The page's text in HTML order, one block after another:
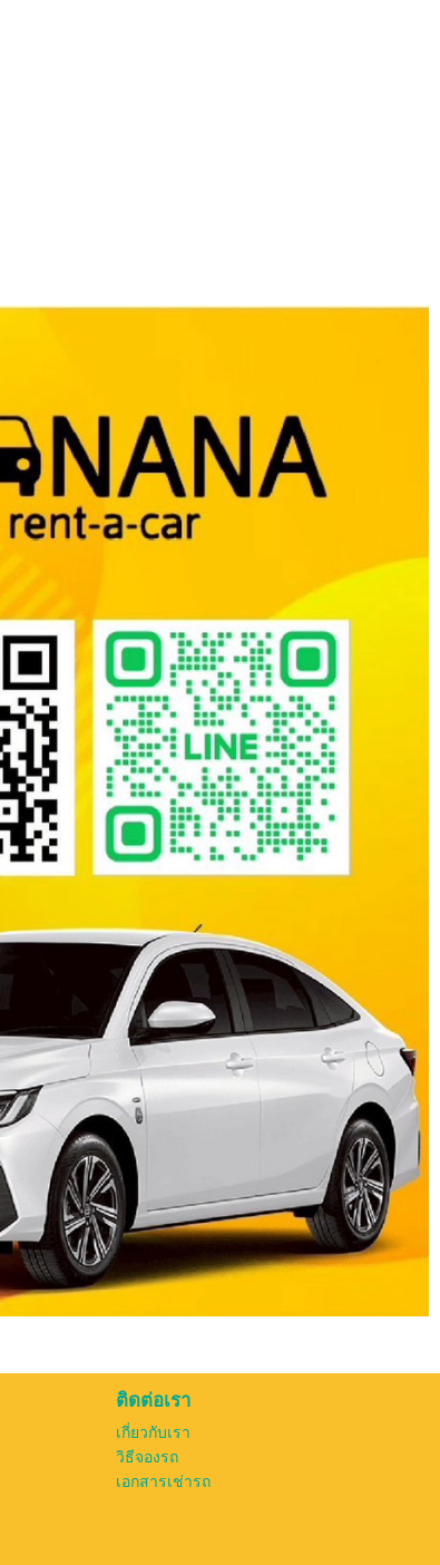
ติดต่อเรา
เกี่ยวกับเรา
วิธีจองรถ
เอกสารเช่ารถ